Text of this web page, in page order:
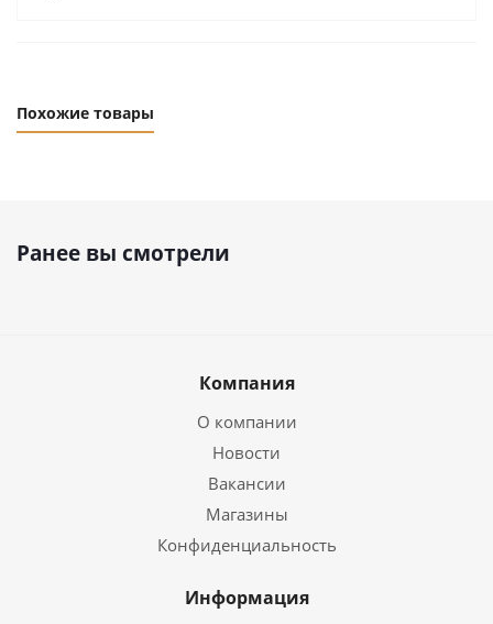
Похожие товары
Ранее вы смотрели
Компания
О компании
Новости
Вакансии
Магазины
Конфиденциальность
Информация